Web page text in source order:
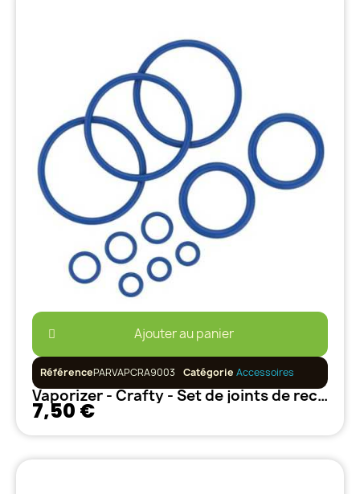
Ajouter au panier
RéférencePARVAPCRA9003 Catégorie Accessoires
Vaporizer - Crafty - Set de joints de rechange
7,50 €